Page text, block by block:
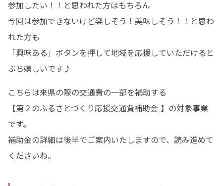
参加したい！！と思われた方はもちろん
今回は参加できないけど楽しそう！美味しそう！！と思わ
れた方も
「興味ある」ボタンを押して地域を応援していただけると
ぶち嬉しいです♪
こちらは来県の際の交通費の一部を補助する
【第２のふるさとづくり応援交通費補助金 】の対象事業
です。
補助金の詳細は後半でご案内いたしますので、読み進めて
くださいね。